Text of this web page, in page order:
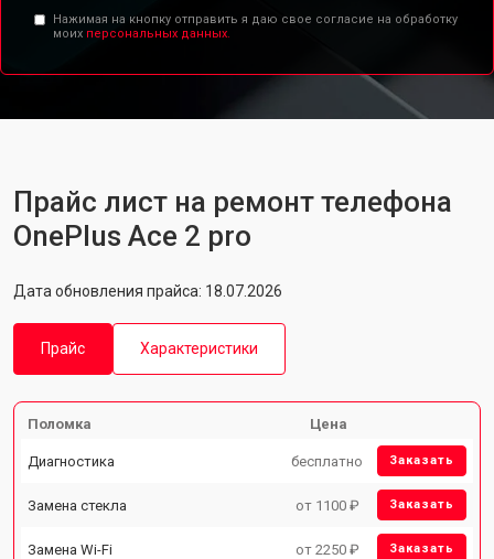
Нажимая на кнопку отправить я даю свое согласие на обработку
моих персональных данных.
Прайс лист на ремонт телефона
OnePlus Ace 2 pro
Дата обновления прайса: 18.07.2026
Прайс Характеристики
Поломка Цена
Диагностика бесплатно Заказать
Замена стекла от 1100 ₽ Заказать
Замена Wi-Fi от 2250 ₽ Заказать